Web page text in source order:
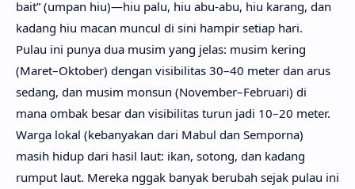
bait” (umpan hiu)—hiu palu, hiu abu-abu, hiu karang, dan
kadang hiu macan muncul di sini hampir setiap hari.
Pulau ini punya dua musim yang jelas: musim kering
(Maret–Oktober) dengan visibilitas 30–40 meter dan arus
sedang, dan musim monsun (November–Februari) di
mana ombak besar dan visibilitas turun jadi 10–20 meter.
Warga lokal (kebanyakan dari Mabul dan Semporna)
masih hidup dari hasil laut: ikan, sotong, dan kadang
rumput laut. Mereka nggak banyak berubah sejak pulau ini